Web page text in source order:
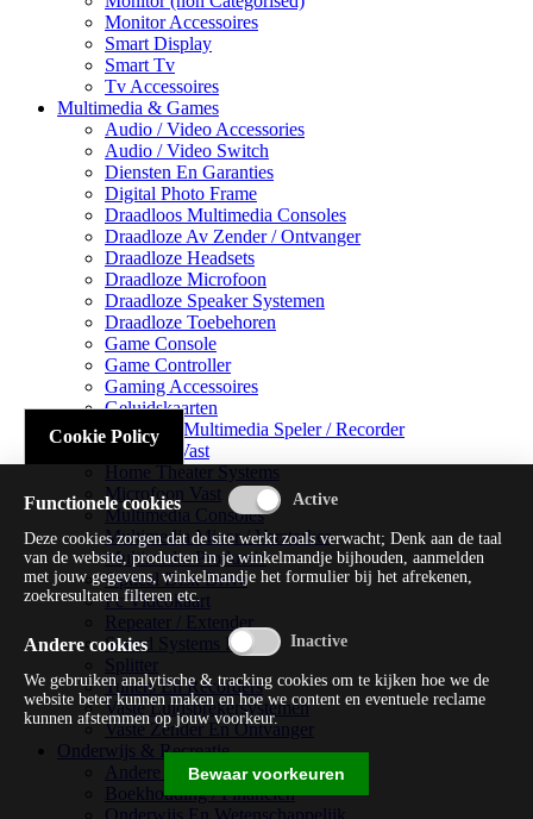
Monitor Accessoires
Smart Display
Smart Tv
Tv Accessoires
Multimedia & Games
Audio / Video Accessories
Audio / Video Switch
Diensten En Garanties
Digital Photo Frame
Draadloos Multimedia Consoles
Draadloze Av Zender / Ontvanger
Draadloze Headsets
Draadloze Microfoon
Draadloze Speaker Systemen
Draadloze Toebehoren
Game Console
Game Controller
Gaming Accessoires
Geluidskaarten
Handheld Multimedia Speler / Recorder
Headsets Vast
Home Theater Systems
Microfoon Vast
Multimedia Consoles
Multimedia Mixer / Versterker
Multimedia Productie
Optical Disk Drive
Pc Videokaart
Repeater / Extender
Sound Systems Hi-fi
Splitter
Tuners En Recorders
Vaste Luidsprekersystemen
Vaste Zender En Ontvanger
Onderwijs & Recreatie
Andere Beveiligingssoftware
Boekhouding / Financiën
Cookie Policy
Functionele cookies
Deze cookies zorgen dat de site werkt zoals verwacht; Denk aan de taal
van de website, producten in je winkelmandje bijhouden, aanmelden
met jouw gegevens, winkelmandje het formulier bij het afrekenen,
zoekresultaten filteren etc.
Andere cookies
We gebruiken analytische & tracking cookies om te kijken hoe we de
website beter kunnen maken en hoe we content en eventuele reclame
kunnen afstemmen op jouw voorkeur.
Bewaar voorkeuren